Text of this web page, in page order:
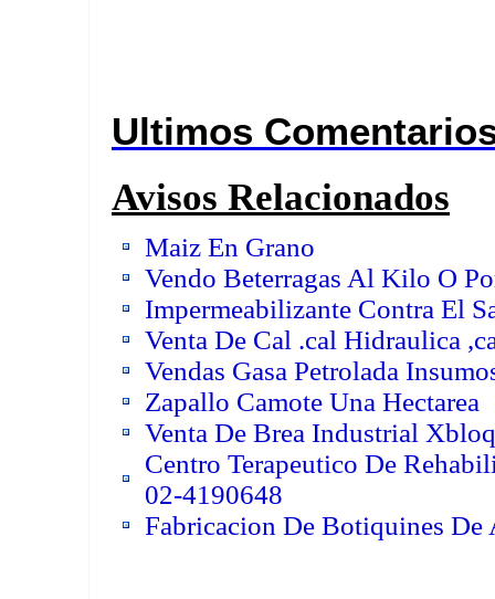
Ultimos
Avisos Relacionados
Maiz En Grano
Vendo Beterragas Al Kilo O
Impermeabilizante Contra El
Venta De Cal .cal Hidraulica
Vendas Gasa Petrolada
Zapallo Camote Una Hectarea
Venta De Brea Industrial
Centro Terapeutico De
02-4190648
Fabricacion De Botiquines